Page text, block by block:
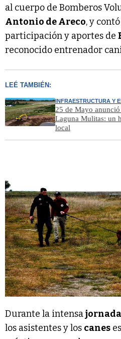
al cuerpo de Bomberos
Antonio de Areco, y
participación y aportes de
reconocido entrenador
LEÉ TAMBIÉN:
INFRAESTRUCTURA Y
25 de Mayo
Laguna Mulitas: un
local
Durante la intensajornada
los asistentes y los canes